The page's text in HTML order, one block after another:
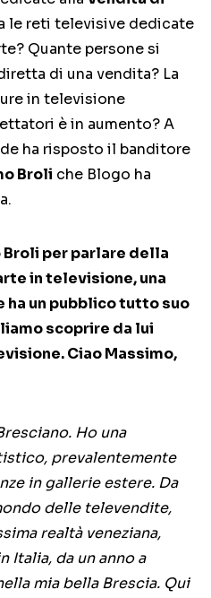
le reti televisive dedicate
Quante persone si
di una vendita? La
in televisione
è in aumento? A
ha risposto il banditore
Broli che Blogo ha
Broli per parlare della
in televisione, una
ha un pubblico tutto suo
scoprire da lui
Ciao Massimo,
Ho una
prevalentemente
in gallerie estere. Da
delle televendite,
realtà veneziana,
Italia, da un anno a
mia bella Brescia. Qui